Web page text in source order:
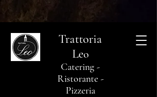
Trattoria
Leo
Catering -
Ristorante -
Pizzeria